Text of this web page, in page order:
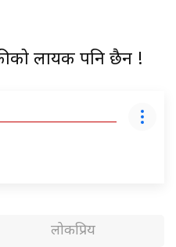
लायक पनि छैन !
लोकप्रिय